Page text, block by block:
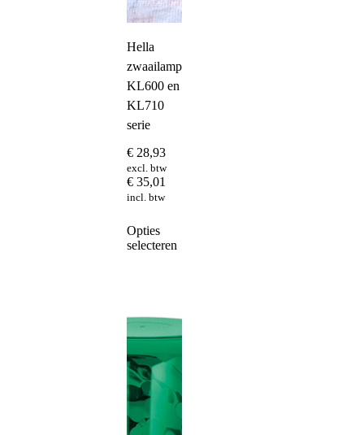
Hella
zwaailampkap
KL600 en
KL710
serie
€ 28,93
excl. btw
€ 35,01
incl. btw
Opties
selecteren
optie
kan
op
productpagina